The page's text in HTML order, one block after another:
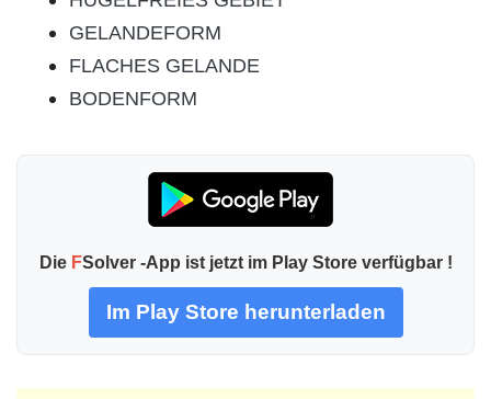
GELANDEFORM
FLACHES GELANDE
BODENFORM
Die FSolver -App ist jetzt im Play Store verfügbar !
Im Play Store herunterladen